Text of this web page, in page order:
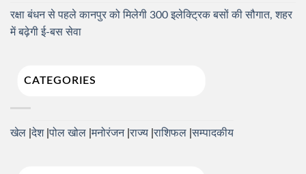
रक्षा बंधन से पहले कानपुर को मिलेगी 300 इलेक्ट्रिक बसों की सौगात, शहर
में बढ़ेगी ई-बस सेवा
CATEGORIES
खेल देश पोल खोल मनोरंजन राज्य राशिफल सम्पादकीय